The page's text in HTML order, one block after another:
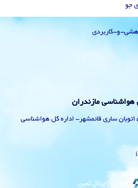
جو
و-کاربردی
هواشناسی مازندران
آدرس: ساری – کیلومتر 5 اتوبان ساری قائمشهر- اداره کل هواشناسی